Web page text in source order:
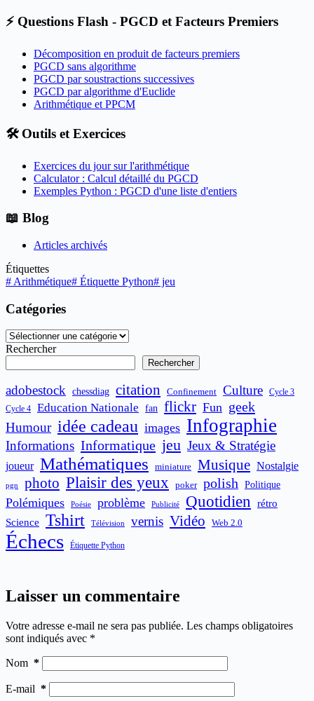
⚡ Questions Flash - PGCD et Facteurs Premiers
Décomposition en produit de facteurs premiers
PGCD sans algorithme
PGCD par soustractions successives
PGCD par algorithme d'Euclide
Arithmétique et PPCM
🛠️ Outils et Exercices
Exercices du jour sur l'arithmétique
Calculator : Calcul détaillé du PGCD
Exemples Python : PGCD d'une liste d'entiers
📖 Blog
Articles archivés
Étiquettes
# Arithmétique# Étiquette Python# jeu
Catégories
Catégories
Rechercher
Rechercher
adobestock chessdiag citation Confinement Culture
Cycle 3
Cycle 4
Education Nationale fan flickr Fun geek
Humour idée cadeau images Infographie
Informations Informatique jeu Jeux & Stratégie
joueur Mathématiques miniature Musique Nostalgie
pgn photo Plaisir des yeux poker polish Politique
Polémiques Poésie problème Publicité Quotidien
rétro
Science
Tshirt Télévision vernis Vidéo Web 2.0
Échecs Étiquette Python
Laisser un commentaire
Votre adresse e-mail ne sera pas publiée. Les champs obligatoires
sont indiqués avec *
Nom *
E-mail *